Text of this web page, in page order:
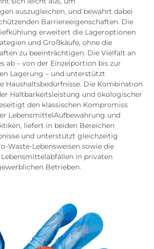
auszugleichen, und bewahrt dabei
Barriereeigenschaften. Die
erweitert die Lageroptionen
und Großkäufe, ohne die
zu beeinträchtigen. Die Vielfalt an
ab – von der Einzelportion bis zur
Lagerung – und unterstützt
Haushaltsbedürfnisse. Die Kombination
Haltbarkeitsleistung und ökologischer
den klassischen Kompromiss
LebensmittelAufbewahrung und
liefert in beiden Bereichen
und unterstützt gleichzeitig
Waste-Lebensweisen sowie die
in privaten
Betrieben.